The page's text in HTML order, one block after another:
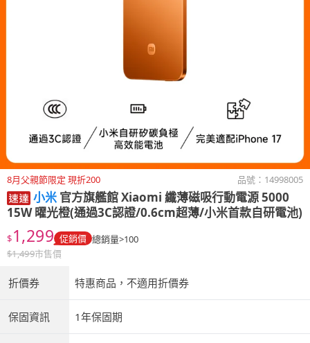
8月父親節限定 現折200 品號： 14998005
小米 官方旗艦館 Xiaomi 纖薄磁吸行動電源 5000
15W 曜光橙(通過3C認證/0.6cm超薄/小米首款自研電池)
$1,299 促銷價 總銷量>100
$1,499市售價
折價券 特惠商品，不適用折價券
保固資訊 1年保固期